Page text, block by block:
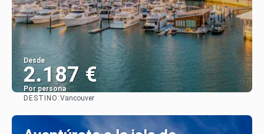
Desde
2.187 €
Por persona
DESTINO:Vancouver